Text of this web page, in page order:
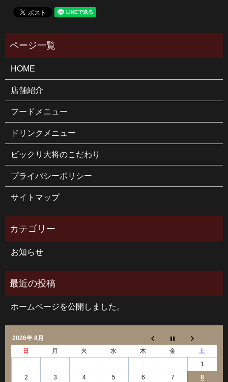
HOME
店舗紹介
フードメニュー
ドリンクメニュー
ビックリ大将のこだわり
プライバシーポリシー
サイトマップ
お知らせ
ホームページを公開しました。
2026年 8月
日
月 火 水 木 金
土
1
2
3 4 5 6 7
8